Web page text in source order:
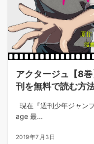
アクタージュ【8
刊を無料で読む方
現在『週刊少年ジャン
age 最...
2019年7月3日